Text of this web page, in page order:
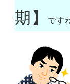
期】
です